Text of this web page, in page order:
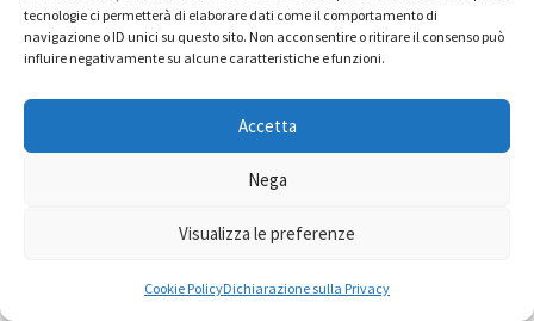
tecnologie ci permetterà di elaborare dati come il comportamento di
navigazione o ID unici su questo sito. Non acconsentire o ritirare il consenso può
influire negativamente su alcune caratteristiche e funzioni.
Accetta
Nega
Visualizza le preferenze
Cookie PolicyDichiarazione sulla Privacy
INCLUSIONE SOCIALE
MADE IN MEDITERRANEO